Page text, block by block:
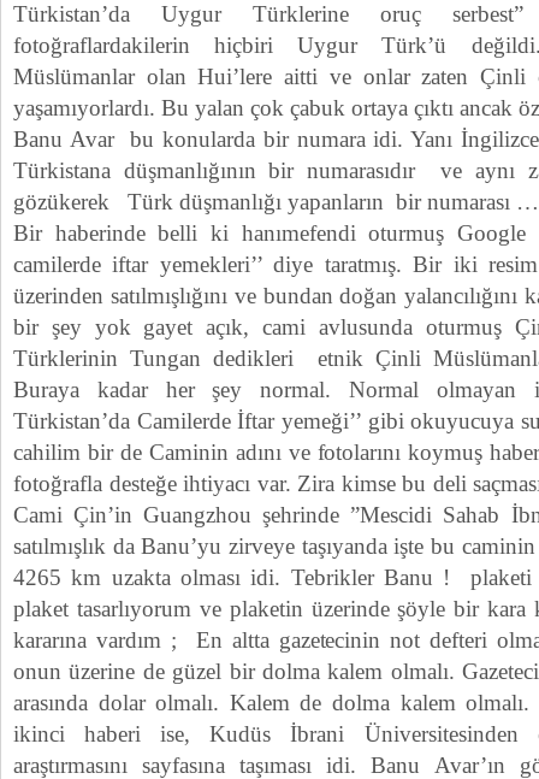
Türkistan’da Uygur Türklerine oruç serbest”
fotoğraflardakilerin hiçbiri Uygur Türk’ü
Müslümanlar olan Hui’lere aitti ve onlar zaten Çinli
yaşamıyorlardı. Bu yalan çok çabuk ortaya çıktı ancak
Banu Avar bu konularda bir numara idi. Yanı İngilizce
Türkistana düşmanlığının bir numarasıdır ve
gözükerek Türk düşmanlığı yapanların bir numarası …
Bir haberinde belli ki hanımefendi oturmuş Google
camilerde iftar yemekleri’’ diye taratmış. Bir iki
üzerinden satılmışlığını ve bundan doğan yalancılığını
bir şey yok gayet açık, cami avlusunda oturmuş
Türklerinin Tungan dedikleri etnik Çinli
Buraya kadar her şey normal. Normal olmayan
Türkistan’da Camilerde İftar yemeği’’ gibi okuyucuya
cahilim bir de Caminin adını ve fotolarını koymuş
fotoğrafla desteğe ihtiyacı var. Zira kimse bu deli
Cami Çin’in Guangzhou şehrinde ”Mescidi Sahab
satılmışlık da Banu’yu zirveye taşıyanda işte bu
4265 km uzakta olması idi. Tebrikler Banu !
plaket tasarlıyorum ve plaketin üzerinde şöyle bir kara
kararına vardım ; En altta gazetecinin not defteri
onun üzerine de güzel bir dolma kalem olmalı.
arasında dolar olmalı. Kalem de dolma kalem olmalı.
ikinci haberi ise, Kudüs İbrani Üniversitesinden
araştırmasını sayfasına taşıması idi. Banu Avar’ın